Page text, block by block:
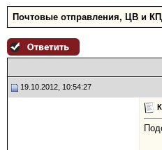
Почтовые отправления, ЦВ и
19.10.2012, 10:54:27